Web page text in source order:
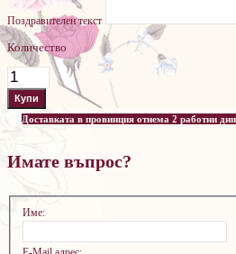
Поздравителен текст
Количество
Доставката в провинция отнема 2 работни дни
Имате въпрос?
Име: